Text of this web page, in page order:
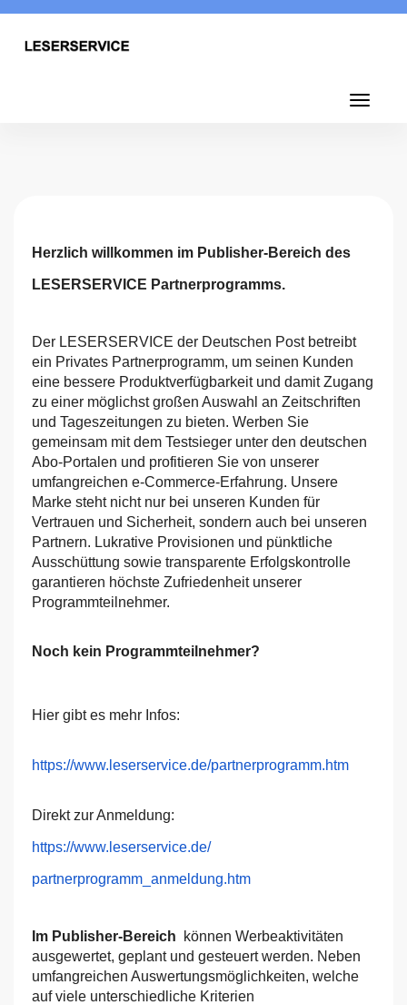
Toggle
Herzlich willkommen im Publisher-Bereich des
LESERSERVICE Partnerprogramms.
Der LESERSERVICE der Deutschen Post betreibt
ein Privates Partnerprogramm, um seinen Kunden
eine bessere Produktverfügbarkeit und damit Zugang
zu einer möglichst großen Auswahl an Zeitschriften
und Tageszeitungen zu bieten. Werben Sie
gemeinsam mit dem Testsieger unter den deutschen
Abo-Portalen und profitieren Sie von unserer
umfangreichen e-Commerce-Erfahrung. Unsere
Marke steht nicht nur bei unseren Kunden für
Vertrauen und Sicherheit, sondern auch bei unseren
Partnern. Lukrative Provisionen und pünktliche
Ausschüttung sowie transparente Erfolgskontrolle
garantieren höchste Zufriedenheit unserer
Programmteilnehmer.
Noch kein Programmteilnehmer?
Hier gibt es mehr Infos:
https://www.leserservice.de/partnerprogramm.htm
Direkt zur Anmeldung:
https://www.leserservice.de/
partnerprogramm_anmeldung.htm
Im Publisher-Bereich
können Werbeaktivitäten
ausgewertet, geplant und gesteuert werden. Neben
umfangreichen Auswertungsmöglichkeiten, welche
auf viele unterschiedliche Kriterien